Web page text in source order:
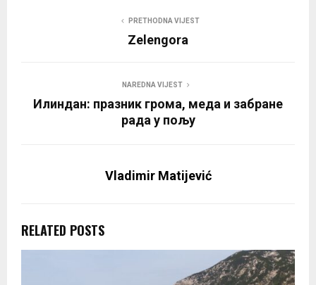
PRETHODNA VIJEST
Zelengora
NAREDNA VIJEST
Илиндан: празник грома, меда и забране
рада у пољу
Vladimir Matijević
RELATED POSTS